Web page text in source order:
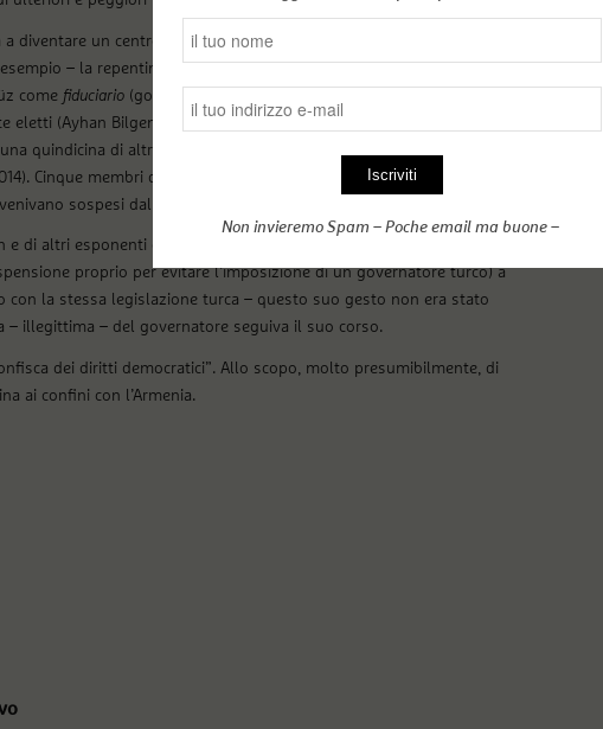
a diventare un centro di smistamento per jihadisti e mercenari di
– la repentina imposizione da parte del Ministero dell’Interno
come fiduciario (governatore, prefetto, podestà…?) alla città curda di
eletti (Ayhan Bilgen e
quindicina di altri esponenti politici nell’ambito delle “indagini di
Cinque membri del consiglio comunale e due membri
sospesi dal servizio o costretti alle dimissioni.
e di altri esponenti dell’Hdp risaliva al 25 settembre. Le sue dimissioni
proprio per evitare l’imposizione di un governatore turco) a
con la stessa legislazione turca – questo suo gesto non era stato
– illegittima – del governatore seguiva il suo corso.
dei diritti democratici”. Allo scopo, molto presumibilmente, di
ai confini con l’Armenia.
Non invieremo Spam – Poche email ma buone –